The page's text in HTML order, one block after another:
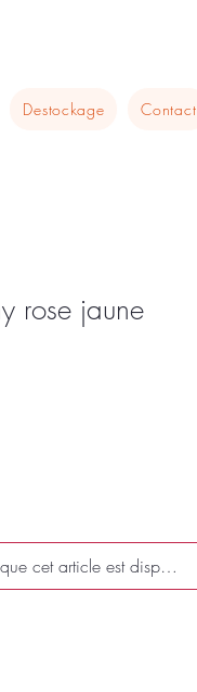
Destockage Contact
rose jaune
cet article est disponible